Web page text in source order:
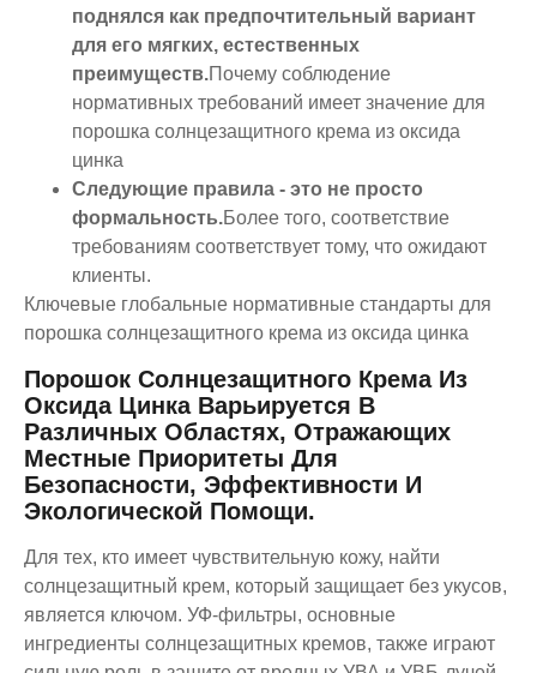
поднялся как предпочтительный вариант
для его мягких, естественных
преимуществ.Почему соблюдение
нормативных требований имеет значение для
порошка солнцезащитного крема из оксида
цинка
Следующие правила - это не просто
формальность.Более того, соответствие
требованиям соответствует тому, что ожидают
клиенты.
Ключевые глобальные нормативные стандарты для
порошка солнцезащитного крема из оксида цинка
Порошок Солнцезащитного Крема Из
Оксида Цинка Варьируется В
Различных Областях, Отражающих
Местные Приоритеты Для
Безопасности, Эффективности И
Экологической Помощи.
Для тех, кто имеет чувствительную кожу, найти
солнцезащитный крем, который защищает без укусов,
является ключом. УФ-фильтры, основные
ингредиенты солнцезащитных кремов, также играют